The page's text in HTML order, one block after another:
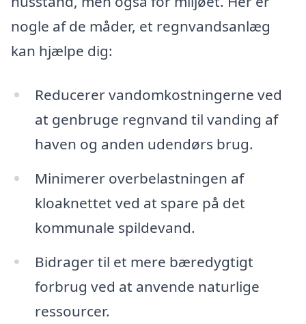
nogle af de måder, et regnvandsanlæg
kan hjælpe dig:
Reducerer vandomkostningerne ved
at genbruge regnvand til vanding af
haven og anden udendørs brug.
Minimerer overbelastningen af
kloaknettet ved at spare på det
kommunale spildevand.
Bidrager til et mere bæredygtigt
forbrug ved at anvende naturlige
ressourcer.